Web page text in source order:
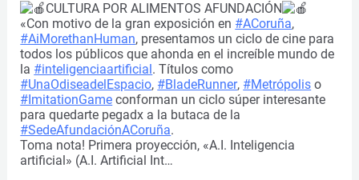
CULTURA POR ALIMENTOS AFUNDACIÓN
«Con motivo de la gran exposición en #ACoruña,
#AiMorethanHuman, presentamos un ciclo de cine para
todos los públicos que ahonda en el increíble mundo de
la #inteligenciaartificial. Títulos como
#UnaOdiseadelEspacio, #BladeRunner, #Metrópolis o
#ImitationGame conforman un ciclo súper interesante
para quedarte pegadx a la butaca de la
#SedeAfundaciónACoruña.
Toma nota! Primera proyección, «A.I. Inteligencia
artificial» (A.I. Artificial Int…